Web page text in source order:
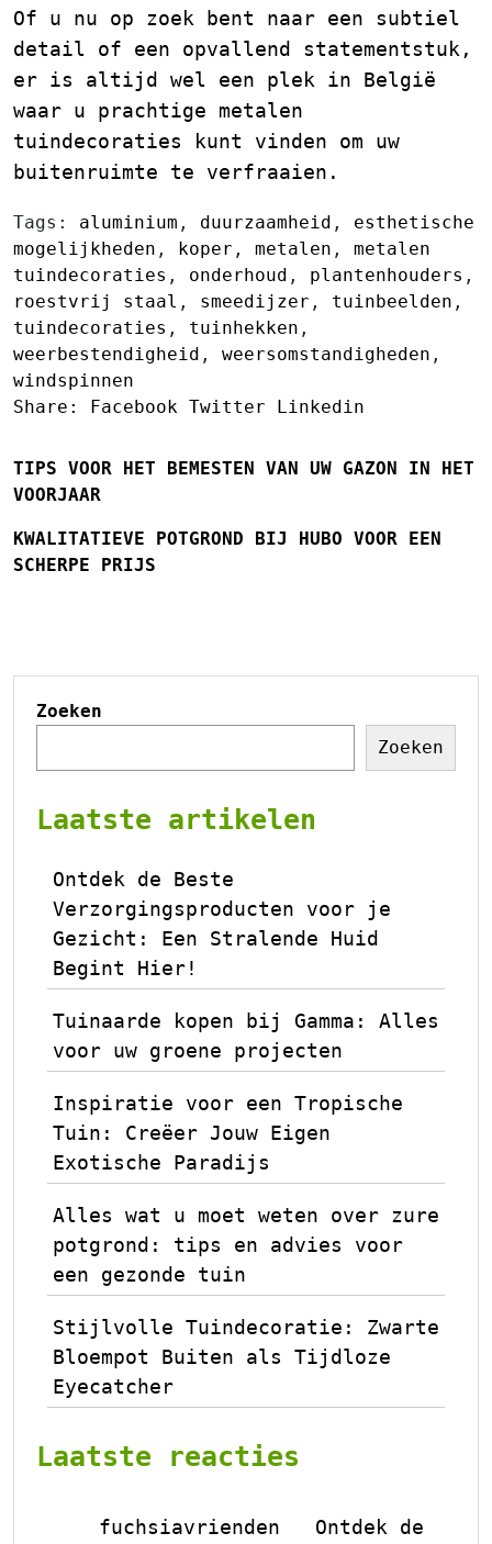
Of u nu op zoek bent naar een subtiel
detail of een opvallend statementstuk,
er is altijd wel een plek in België
waar u prachtige metalen
tuindecoraties kunt vinden om uw
buitenruimte te verfraaien.
Tags: aluminium , duurzaamheid , esthetische
mogelijkheden , koper , metalen , metalen
tuindecoraties , onderhoud , plantenhouders ,
roestvrij staal , smeedijzer , tuinbeelden ,
tuindecoraties , tuinhekken ,
weerbestendigheid , weersomstandigheden ,
windspinnen
Share:
Facebook Twitter Linkedin
TIPS VOOR HET BEMESTEN VAN UW GAZON IN HET
VOORJAAR
KWALITATIEVE POTGROND BIJ HUBO VOOR EEN
SCHERPE PRIJS
Zoeken
Zoeken
Laatste artikelen
Ontdek de Beste
Verzorgingsproducten voor je
Gezicht: Een Stralende Huid
Begint Hier!
Tuinaarde kopen bij Gamma: Alles
voor uw groene projecten
Inspiratie voor een Tropische
Tuin: Creëer Jouw Eigen
Exotische Paradijs
Alles wat u moet weten over zure
potgrond: tips en advies voor
een gezonde tuin
Stijlvolle Tuindecoratie: Zwarte
Bloempot Buiten als Tijdloze
Eyecatcher
Laatste reacties
fuchsiavrienden
Ontdek de